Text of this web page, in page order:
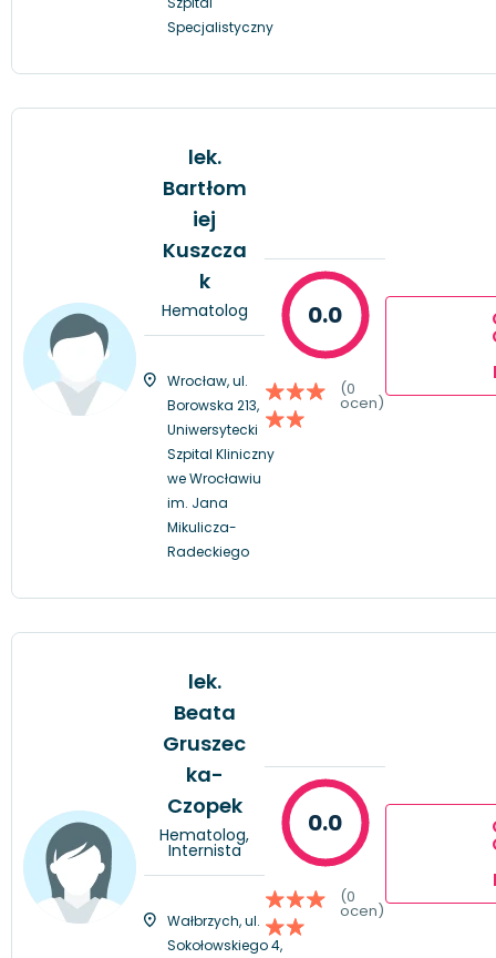
Specjalistyczny
lek.
Bartłom
iej
Kuszcza
k
Hematolog
Wrocław, ul.
Borowska 213,
Uniwersytecki
Szpital Kliniczny
we Wrocławiu
im. Jana
Mikulicza-
Radeckiego
0.0
(0
ocen)
lek.
Beata
Gruszec
ka-
Czopek
Hematolog,
Internista
Wałbrzych, ul.
Sokołowskiego 4,
0.0
(0
ocen)